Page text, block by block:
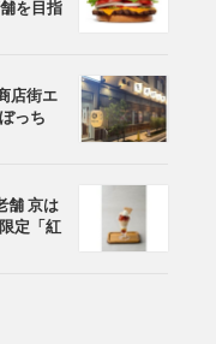
を目指
店街エ
っち
舗 京は
定「紅